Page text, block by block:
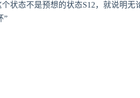
状态不是预想的状态S12，就说明无
”